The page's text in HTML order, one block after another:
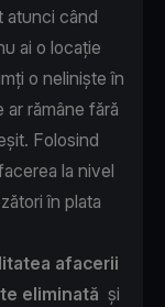
atunci când
ai o locație
o neliniște în
rămâne fără
Folosind
la nivel
în plata
afacerii
eliminată și